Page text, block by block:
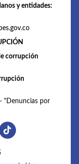
y entidades:
corrupción
- "Denuncias por